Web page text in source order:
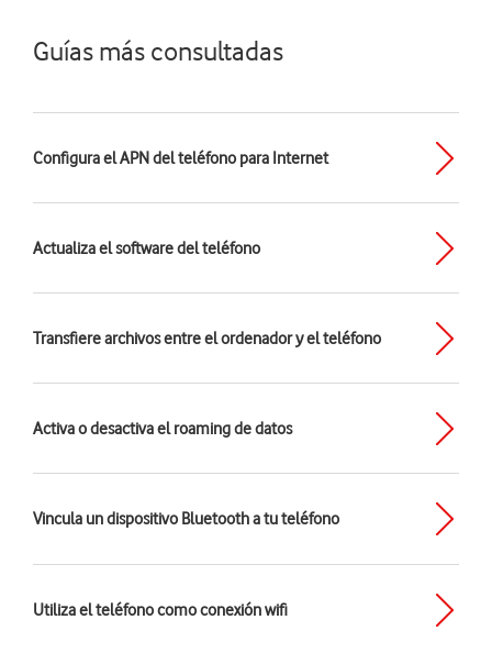
Guías más consultadas
Configura el APN del teléfono para Internet
Actualiza el software del teléfono
Transfiere archivos entre el ordenador y el teléfono
Activa o desactiva el roaming de datos
Vincula un dispositivo Bluetooth a tu teléfono
Utiliza el teléfono como conexión wifi